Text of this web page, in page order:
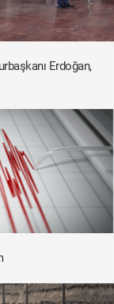
Erdoğan,